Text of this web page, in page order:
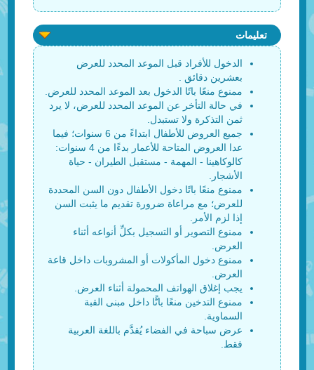
تعليمات
الدخول للأفراد قبل الموعد المحدد للعرض
بعشرين دقائق .
ممنوع منعًا باتًا الدخول بعد الموعد المحدد للعرض.
في حالة التأخر عن الموعد المحدد للعرض، لا يرد
ثمن التذكرة ولا تستبدل.
جميع العروض للأطفال ابتداءً من 6 سنوات؛ فيما
عدا العروض المتاحة للأعمار بدءًا من 4 سنوات:
كالوكاهينا - المهمة - مستقبل الطيران - حياة
الأشجار.
ممنوع منعًا باتًا دخول الأطفال دون السن المحددة
للعرض؛ مع مراعاة ضرورة تقديم ما يثبت السن
إذا لزم الأمر.
ممنوع التصوير أو التسجيل بكلِّ أنواعه أثناء
العرض.
ممنوع دخول المأكولات أو المشروبات داخل قاعة
العرض.
يجب إغلاق الهواتف المحمولة أثناء العرض.
ممنوع التدخين منعًا باتًّا داخل مبنى القبة
السماوية.
عرض سباحة في الفضاء يُقدَّم باللغة العربية
فقط.